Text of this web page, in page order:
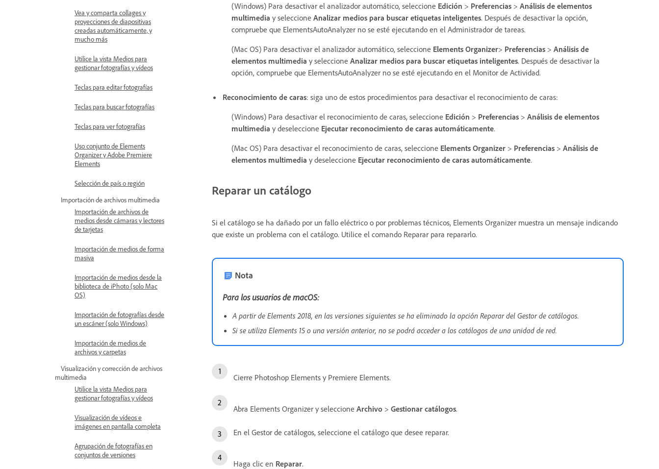
Vea y comparta collages y
proyecciones de diapositivas
creadas automáticamente, y
mucho más
Utilice la vista Medios para
gestionar fotografías y vídeos
Teclas para editar fotografías
Teclas para buscar fotografías
Teclas para ver fotografías
Uso conjunto de Elements
Organizer y Adobe Premiere
Elements
Selección de país o región
Importación de archivos multimedia
Importación de archivos de
medios desde cámaras y lectores
de tarjetas
Importación de medios de forma
masiva
Importación de medios desde la
biblioteca de iPhoto (solo Mac
OS)
Importación de fotografías desde
un escáner (solo Windows)
Importación de medios de
archivos y carpetas
Visualización y corrección de archivos
multimedia
Utilice la vista Medios para
gestionar fotografías y vídeos
Visualización de vídeos e
imágenes en pantalla completa
Agrupación de fotografías en
conjuntos de versiones
(Windows) Para desactivar el analizador automático, seleccione Edición > Preferencias > Análisis de elementos
multimedia y seleccione Analizar medios para buscar etiquetas inteligentes. Después de desactivar la opción,
compruebe que ElementsAutoAnalyzer no se esté ejecutando en el Administrador de tareas.
(Mac OS) Para desactivar el analizador automático, seleccione Elements Organizer> Preferencias > Análisis de
elementos multimedia y seleccione Analizar medios para buscar etiquetas inteligentes. Después de desactivar la
opción, compruebe que ElementsAutoAnalyzer no se esté ejecutando en el Monitor de Actividad.
Reconocimiento de caras: siga uno de estos procedimientos para desactivar el reconocimiento de caras:
(Windows) Para desactivar el reconocimiento de caras, seleccione Edición > Preferencias > Análisis de elementos
multimedia y deseleccione Ejecutar reconocimiento de caras automáticamente.
(Mac OS) Para desactivar el reconocimiento de caras, seleccione Elements Organizer > Preferencias > Análisis de
elementos multimedia y deseleccione Ejecutar reconocimiento de caras automáticamente.
Reparar un catálogo
Si el catálogo se ha dañado por un fallo eléctrico o por problemas técnicos, Elements Organizer muestra un mensaje indicando
que existe un problema con el catálogo. Utilice el comando Reparar para repararlo.
Nota
Para los usuarios de macOS:
A partir de Elements 2018, en las versiones siguientes se ha eliminado la opción Reparar del Gestor de catálogos.
Si se utiliza Elements 15 o una versión anterior, no se podrá acceder a los catálogos de una unidad de red.
Cierre Photoshop Elements y Premiere Elements.
Abra Elements Organizer y seleccione Archivo > Gestionar catálogos.
En el Gestor de catálogos, seleccione el catálogo que desee reparar.
Haga clic en Reparar.